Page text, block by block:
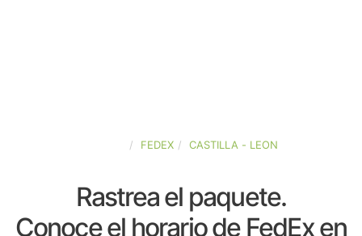
FEDEX CASTILLA - LEON
Rastrea el paquete.
Conoce el horario de FedEx en